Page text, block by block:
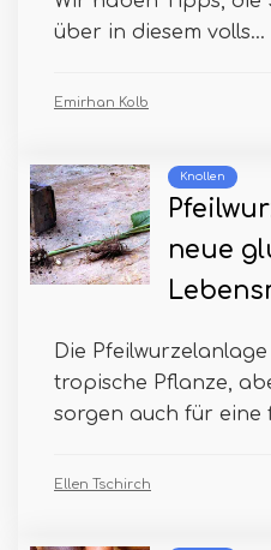
über in diesem volls...
Emirhan Kolb
Knollen
neue
Die
tropische Pflanze,
sorgen auch für eine
Ellen Tschirch